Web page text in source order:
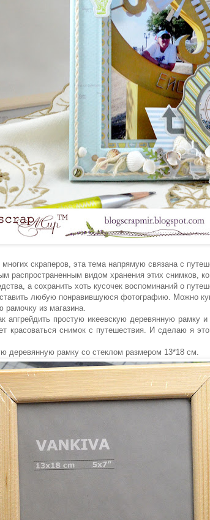
скраперов, эта тема напрямую связана с
распространенным видом хранения этих снимков,
а сохранить хоть кусочек воспоминаний о
любую понравившуюся фотографию. Можно
рамочку из магазина.
апгрейдить простую икеевскую деревянную рамку
красоваться снимок с путешествия. И сделаю я
деревянную рамку со стеклом размером 13*18 см.